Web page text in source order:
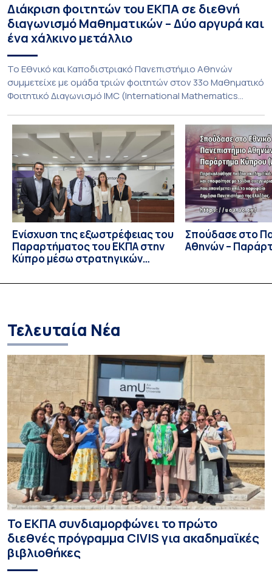
Διάκριση φοιτητών του ΕΚΠΑ σε διεθνή
διαγωνισμό Μαθηματικών – Δύο αργυρά και
ένα χάλκινο μετάλλιο
To Εθνικό και Καποδιστριακό Πανεπιστήμιο Αθηνών
συμμετείχε με ομάδα τριών φοιτητών στον 33ο Μαθηματικό
Φοιτητικό Διαγωνισμό IMC (International Mathematics
Ιουλίου στο Blagoevgrad της Βουλγαρίας. Σε αυτόν
συμμετείχαν 447 φοιτητές εκπροσωπώντας 135
πανεπιστήμια από 46 χώρες. Από την Ελλάδα, συμμετείχαν
επίσης το Εθνικό Μετσόβιο Πολυτεχνείο, το Αριστοτέλειο
Πανεπιστήμιο […]
Ενίσχυση της εξωστρέφειας του
Παραρτήματος του ΕΚΠΑ στην
Κύπρο μέσω στρατηγικών
Σπούδασε στο
Αθηνών –
Τελευταία Νέα
Το ΕΚΠΑ συνδιαμορφώνει το πρώτο
διεθνές πρόγραμμα CIVIS για ακαδημαϊκές
βιβλιοθήκες